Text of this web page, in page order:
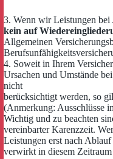
3. Wenn wir Leistungen bei
kein auf
Allgemeinen
4. Soweit in Ihrem
Ursachen und Umstände
nicht
berücksichtigt werden, so
(Anmerkung: Ausschlüsse
Wichtig und zu beachten
vereinbarter Karenzzeit.
Leistungen erst nach
verwirkt in diesem